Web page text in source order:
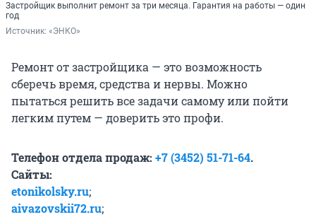
Застройщик выполнит ремонт за три месяца. Гарантия на работы — один
год
Источник: «ЭНКО»
Ремонт от застройщика — это возможность
сберечь время, средства и нервы. Можно
пытаться решить все задачи самому или пойти
легким путем — доверить это профи.
Телефон отдела продаж: +7 (3452) 51-71-64.
Сайты:
etonikolsky.ru;
aivazovskii72.ru;